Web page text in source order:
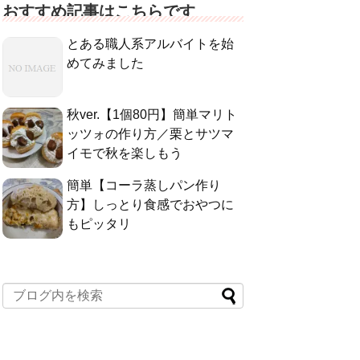
おすすめ記事はこちらです
とある職人系アルバイトを始
めてみました
秋ver.【1個80円】簡単マリト
ッツォの作り方／栗とサツマ
イモで秋を楽しもう
簡単【コーラ蒸しパン作り
方】しっとり食感でおやつに
もピッタリ